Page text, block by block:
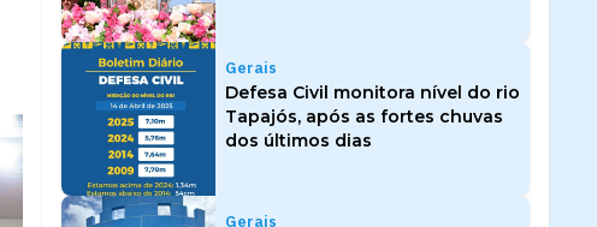
Gerais
Defesa Civil monitora nível do rio
Tapajós, após as fortes chuvas
dos últimos dias
Gerais